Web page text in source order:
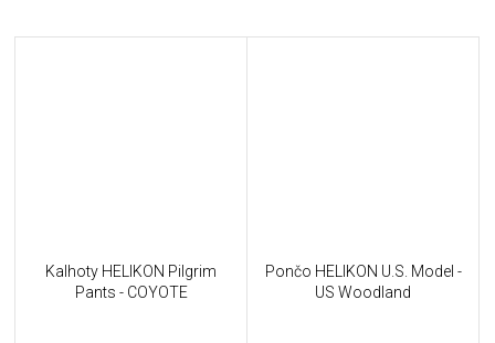
Kalhoty HELIKON Pilgrim
Pants - COYOTE
Pončo HELIKON U.S. Model -
US Woodland